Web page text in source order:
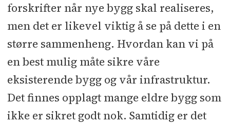
forskrifter når nye bygg skal realiseres,
men det er likevel viktig å se på dette i en
større sammenheng. Hvordan kan vi på
en best mulig måte sikre våre
eksisterende bygg og vår infrastruktur.
Det finnes opplagt mange eldre bygg som
ikke er sikret godt nok. Samtidig er det